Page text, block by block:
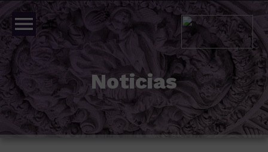
menu
Noticias